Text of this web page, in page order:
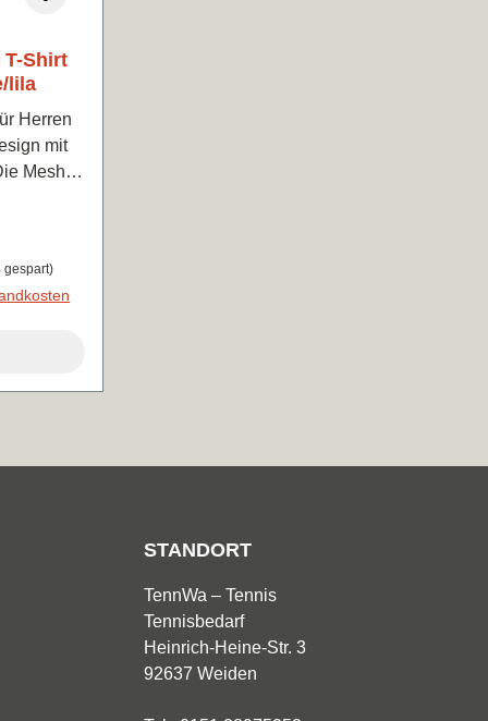
T-Shirt
lila
mit
gespart)
STANDORT
TennWa – Tennis
Tennisbedarf
Heinrich-Heine-Str. 3
92637 Weiden